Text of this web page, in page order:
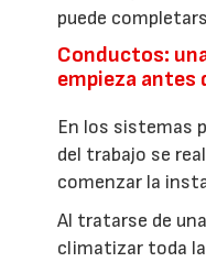
puede
Conductos:
empieza antes
En los sistemas
del trabajo se
comenzar la
Al tratarse de
climatizar toda